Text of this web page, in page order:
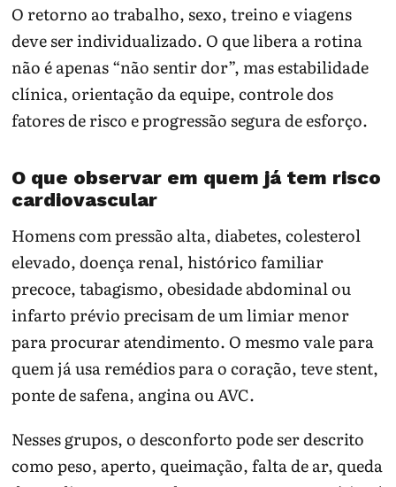
O retorno ao trabalho, sexo, treino e viagens
deve ser individualizado. O que libera a rotina
não é apenas “não sentir dor”, mas estabilidade
clínica, orientação da equipe, controle dos
fatores de risco e progressão segura de esforço.
O que observar em quem já tem risco
cardiovascular
Homens com pressão alta, diabetes, colesterol
elevado, doença renal, histórico familiar
precoce, tabagismo, obesidade abdominal ou
infarto prévio precisam de um limiar menor
para procurar atendimento. O mesmo vale para
quem já usa remédios para o coração, teve stent,
ponte de safena, angina ou AVC.
Nesses grupos, o desconforto pode ser descrito
como peso, aperto, queimação, falta de ar, queda